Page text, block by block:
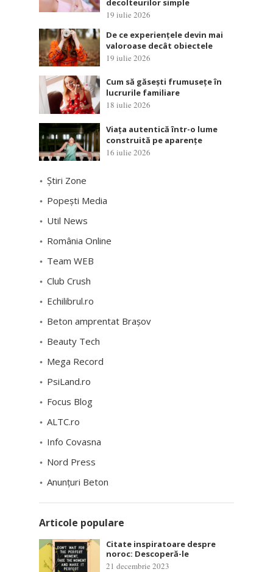
19 iulie 2026
De ce experiențele devin mai
valoroase decât obiectele
19 iulie 2026
Cum să găsești frumusețe în
lucrurile familiare
18 iulie 2026
Viața autentică într-o lume
construită pe aparențe
16 iulie 2026
Știri Zone
Popești Media
Util News
România Online
Team WEB
Club Crush
Echilibrul.ro
Beton amprentat Brașov
Beauty Tech
Mega Record
PsiLand.ro
Focus Blog
ALTC.ro
Info Covasna
Nord Press
Anunțuri Beton
Articole populare
Citate inspiratoare despre
noroc: Descoperă-le
21 decembrie 2023